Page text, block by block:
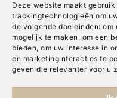
Deze website maakt
trackingtechnologieën om
de volgende doeleinden: om
mogelijk te maken , om een
bieden, om uw interesse in
en marketinginteracties te
geven die relevanter voor u